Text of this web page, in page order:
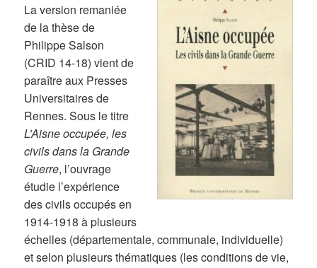
La version remaniée
de la thèse de
Philippe Salson
(CRID 14-18) vient de
paraître aux Presses
Universitaires de
Rennes. Sous le titre
L’Aisne occupée, les
civils dans la Grande
Guerre, l’ouvrage
étudie l’expérience
des civils occupés en
1914-1918 à plusieurs
échelles (départementale, communale, individuelle)
et selon plusieurs thématiques (les conditions de vie,